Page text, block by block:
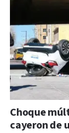
Choque
cayeron de